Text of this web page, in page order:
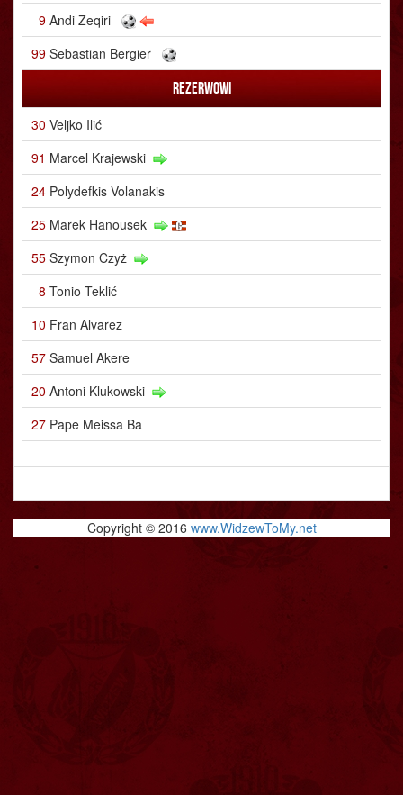
9 Andi Zeqiri
99 Sebastian Bergier
Rezerwowi
30 Veljko Ilić
91 Marcel Krajewski
24 Polydefkis Volanakis
25 Marek Hanousek
55 Szymon Czyż
8 Tonio Teklić
10 Fran Alvarez
57 Samuel Akere
20 Antoni Klukowski
27 Pape Meissa Ba
Copyright © 2016 www.WidzewToMy.net